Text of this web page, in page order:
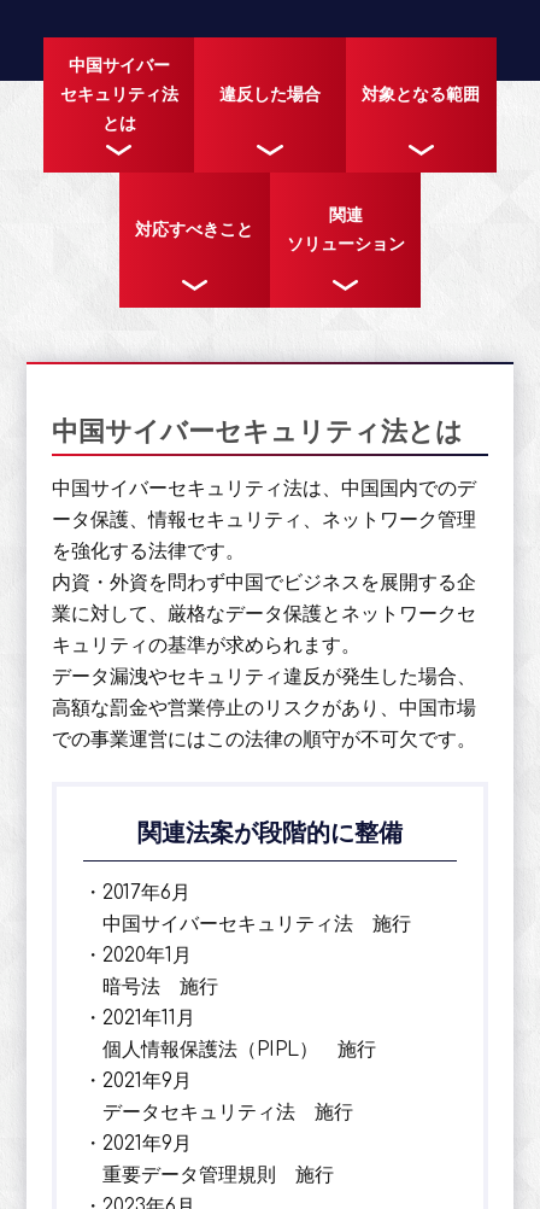
中国サイバー
セキュリティ法
とは
違反した場合 対象となる範囲
対応すべきこと
関連
ソリューション
中国サイバーセキュリティ法とは
中国サイバーセキュリティ法は、中国国内でのデ
ータ保護、情報セキュリティ、ネットワーク管理
を強化する法律です。
内資・外資を問わず中国でビジネスを展開する企
業に対して、厳格なデータ保護とネットワークセ
キュリティの基準が求められます。
データ漏洩やセキュリティ違反が発生した場合、
高額な罰金や営業停止のリスクがあり、中国市場
での事業運営にはこの法律の順守が不可欠です。
関連法案が段階的に整備
・2017年6月
中国サイバーセキュリティ法 施行
・2020年1月
暗号法 施行
・2021年11月
個人情報保護法（PIPL） 施行
・2021年9月
データセキュリティ法 施行
・2021年9月
重要データ管理規則 施行